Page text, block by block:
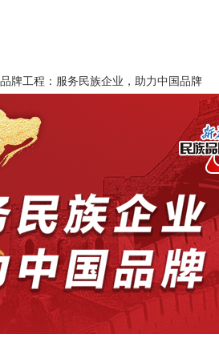
牌工程：服务民族企业，助力中国品牌